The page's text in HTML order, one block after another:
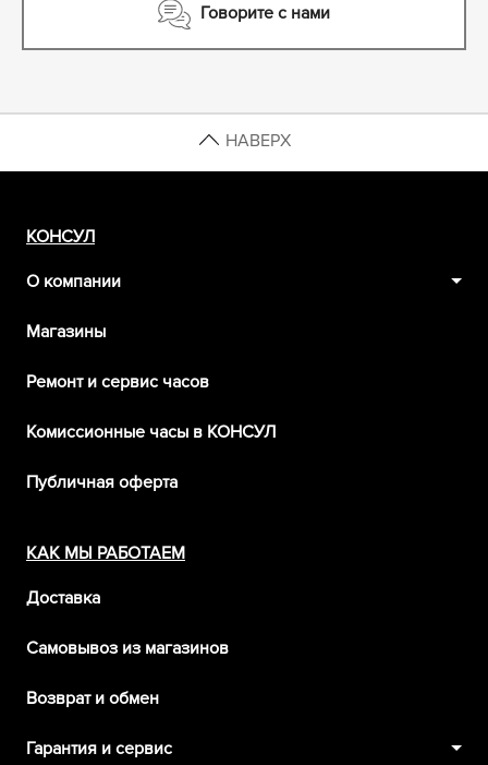
Говорите с нами
НАВЕРХ
КОНСУЛ
О компании
Магазины
Ремонт и сервис часов
Комиссионные часы в КОНСУЛ
Публичная оферта
КАК МЫ РАБОТАЕМ
Доставка
Самовывоз из магазинов
Возврат и обмен
Гарантия и сервис